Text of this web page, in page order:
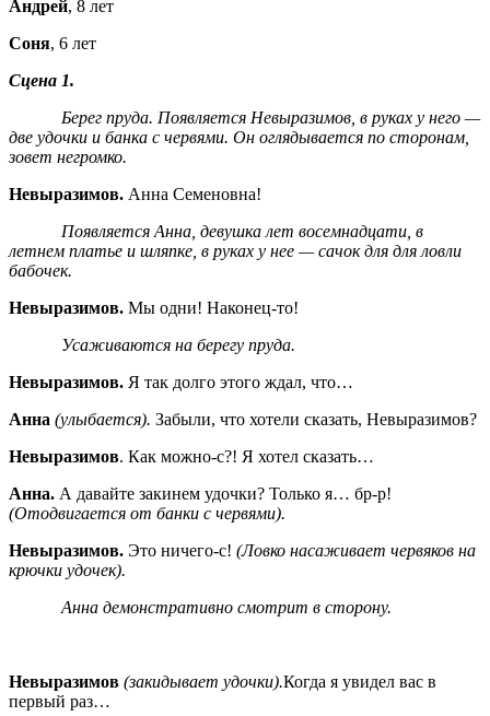
Андрей, 8 лет
Соня, 6 лет
Сцена 1.
Берег пруда. Появляется Невыразимов, в руках у него —
две удочки и банка с червями. Он оглядывается по сторонам,
зовет негромко.
Невыразимов. Анна Семеновна!
Появляется Анна, девушка лет восемнадцати, в
летнем платье и шляпке, в руках у нее — сачок для для ловли
бабочек.
Невыразимов. Мы одни! Наконец-то!
Усаживаются на берегу пруда.
Невыразимов. Я так долго этого ждал, что…
Анна (улыбается). Забыли, что хотели сказать, Невыразимов?
Невыразимов. Как можно-с?! Я хотел сказать…
Анна. А давайте закинем удочки? Только я… бр-р!
(Отодвигается от банки с червями).
Невыразимов. Это ничего-с! (Ловко насаживает червяков на
крючки удочек).
Анна демонстративно смотрит в сторону.
Невыразимов (закидывает удочки).Когда я увидел вас в
первый раз…